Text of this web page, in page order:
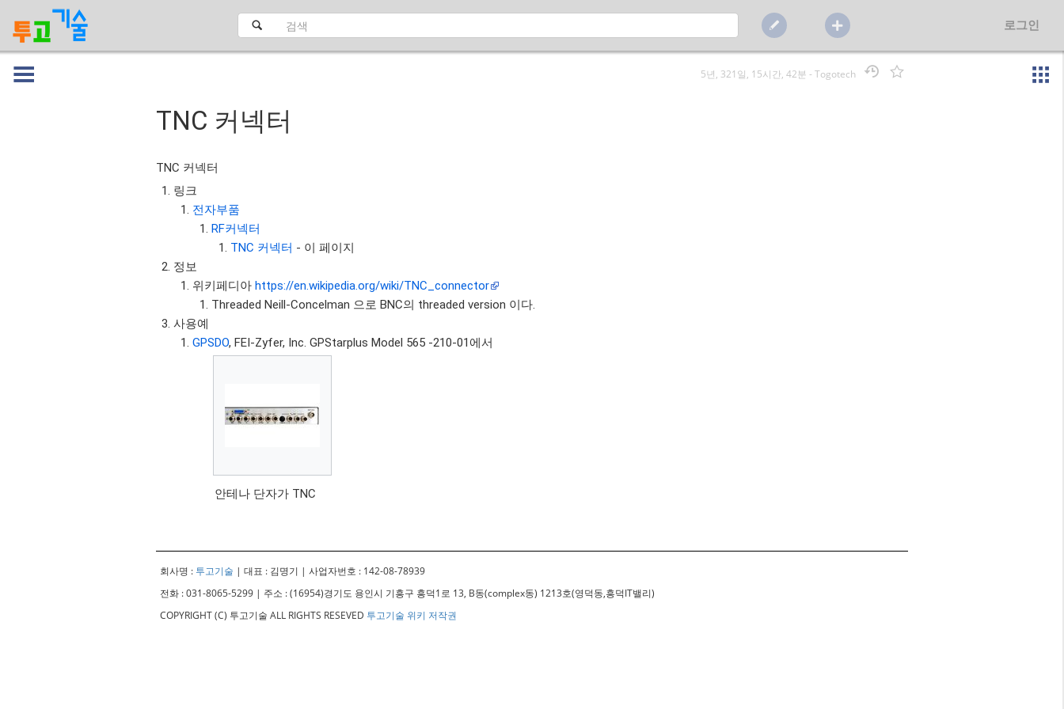
로그인
5년, 321일, 15시간, 42분 -Togotech
TNC 커넥터
TNC 커넥터
링크
전자부품
RF커넥터
TNC 커넥터 - 이 페이지
정보
위키페디아https://en.wikipedia.org/wiki/TNC_connector
Threaded Neill-Concelman 으로 BNC의 threaded version 이다.
사용예
GPSDO, FEI-Zyfer, Inc. GPStarplus Model 565 -210-01에서
안테나 단자가 TNC
회사명 : 투고기술 | 대표 : 김명기 | 사업자번호 : 142-08-78939
전화 : 031-8065-5299 | 주소 : (16954)경기도 용인시 기흥구 흥덕1로 13, B동(complex동) 1213호(영덕동,흥덕IT밸리)
COPYRIGHT (C) 투고기술 ALL RIGHTS RESEVED 투고기술 위키 저작권